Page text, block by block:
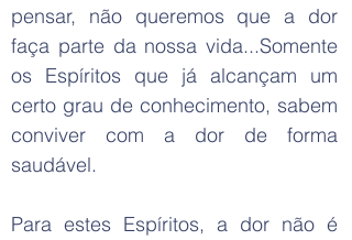
pensar, não queremos que a dor
faça parte da nossa vida...Somente
os Espíritos que já alcançam um
certo grau de conhecimento, sabem
conviver com a dor de forma
saudável.
Para estes Espíritos, a dor não é